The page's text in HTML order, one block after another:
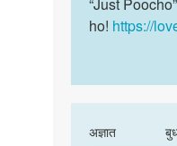
ho! https://
अज्ञातIn